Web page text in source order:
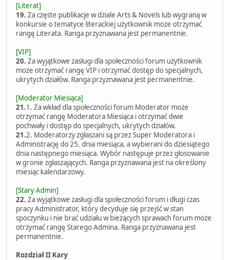
[Literat]
19. Za częste publikacje w dziale Arts & Novels lub wygraną w
konkursie o tematyce literackiej użytkownik może otrzymać
rangę Literata. Ranga przyznawana jest permanentnie.
[VIP]
20. Za wyjątkowe zasługi dla społeczności forum użytkownik
może otrzymać rangę VIP i otrzymać dostęp do specjalnych,
ukrytych działów. Ranga przyznawana jest permanentnie.
[Moderator Miesiąca]
21.1. Za wkład dla społeczności forum Moderator może
otrzymać rangę Moderatora Miesiąca i otrzymać dwie
pochwały i dostęp do specjalnych, ukrytych działów.
21.2. Moderatorzy zgłaszani są przez Super Moderatora i
Administrację do 25. dnia miesiąca, a wybierani do dziesiątego
dnia następnego miesiąca. Wybór następuje przez głosowanie
w gronie zgłaszających. Ranga przyznawana jest na określony
miesiąc kalendarzowy.
[Stary Admin]
22. Za wyjątkowe zasługi dla społeczności forum i długi czas
pracy Administrator, który decyduje się przejść w stan
spoczynku i nie brać udziału w bieżących sprawach forum może
otrzymać rangę Starego Admina. Ranga przyznawana jest
permanentnie.
Rozdział II Kary